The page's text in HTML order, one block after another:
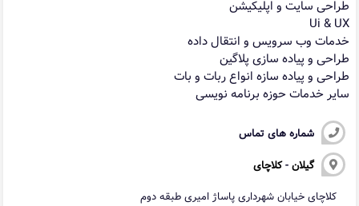
طراحی سایت و اپلیکیشن
Ui & UX
خدمات وب سرویس و انتقال داده
طراحی و پیاده سازی پلاگین
طراحی و پیاده سازه انواع ربات و بات
سایر خدمات حوزه برنامه نویسی
شماره های تماس
گیلان-کلاچای
کلاچای خیابان شهرداری پاساژ امیری طبقه دوم